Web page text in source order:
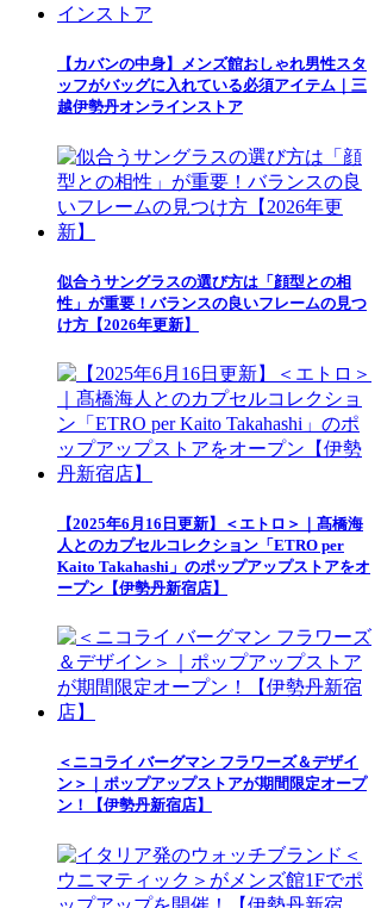
【カバンの中身】メンズ館おしゃれ男性スタ
ッフがバッグに入れている必須アイテム｜三
越伊勢丹オンラインストア
似合うサングラスの選び方は「顔型との相
性」が重要！バランスの良いフレームの見つ
け方【2026年更新】
【2025年6月16日更新】＜エトロ＞｜髙橋海
人とのカプセルコレクション「ETRO per
Kaito Takahashi」のポップアップストアをオ
ープン【伊勢丹新宿店】
＜ニコライ バーグマン フラワーズ＆デザイ
ン＞｜ポップアップストアが期間限定オープ
ン！【伊勢丹新宿店】